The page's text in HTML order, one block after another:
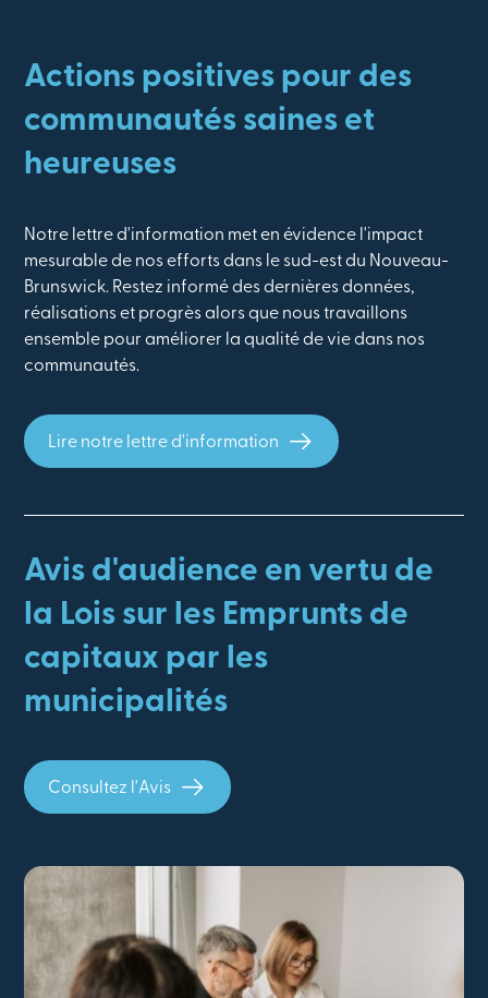
Actions positives pour des
communautés saines et
heureuses
Notre lettre d'information met en évidence l'impact
mesurable de nos efforts dans le sud-est du Nouveau-
Brunswick. Restez informé des dernières données,
réalisations et progrès alors que nous travaillons
ensemble pour améliorer la qualité de vie dans nos
communautés.
Lire notre lettre d'information
Avis d'audience en vertu de
la Lois sur les Emprunts de
capitaux par les
municipalités
Consultez l'Avis